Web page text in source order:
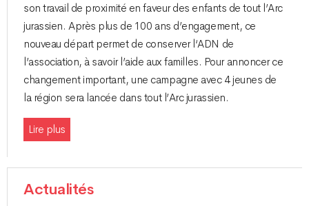
son travail de proximité en faveur des enfants de tout l’Arc
jurassien. Après plus de 100 ans d’engagement, ce
nouveau départ permet de conserver l‘ADN de
l’association, à savoir l’aide aux familles. Pour annoncer ce
changement important, une campagne avec 4 jeunes de
la région sera lancée dans tout l’Arc jurassien.
Lire plus
Actualités